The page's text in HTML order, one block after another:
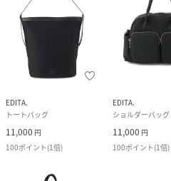
EDITA.
トートバッグ
11,000 円
100ポイント(1倍)
EDITA.
ショルダーバッグ
11,000 円
100ポイント(1倍)